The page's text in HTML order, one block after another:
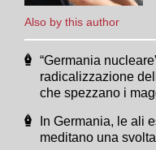
Also by this author
“Germania
radicalizzazione
che spezzano i
In Germania, le ali
meditano una